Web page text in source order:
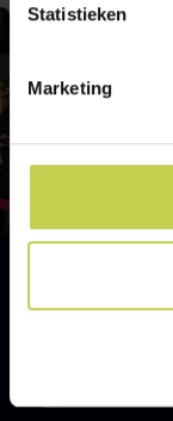
Statistieken
Marketing